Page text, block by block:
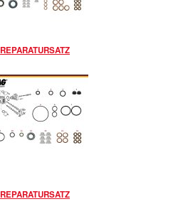
REPARATURSATZ
REPARATURSATZ